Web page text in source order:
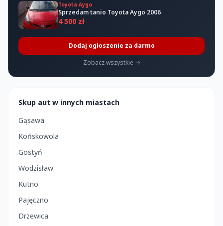
Toyota Aygo
Sprzedam tanio Toyota Aygo 2006
4 500 zł
Dodaj ogłoszenie za darmo
Zobacz wszystkie →
Skup aut w innych miastach
Gąsawa
Końskowola
Gostyń
Wodzisław
Kutno
Pajęczno
Drzewica